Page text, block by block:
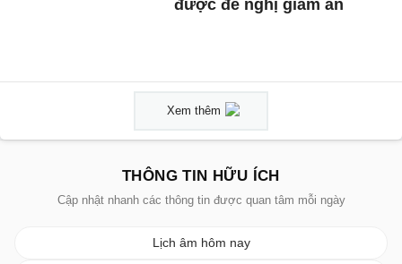
Xem thêm
Lịch âm hôm nay
Dự báo thời tiết hôm nay
Giá vàng hôm nay
Giá bạc hôm nay